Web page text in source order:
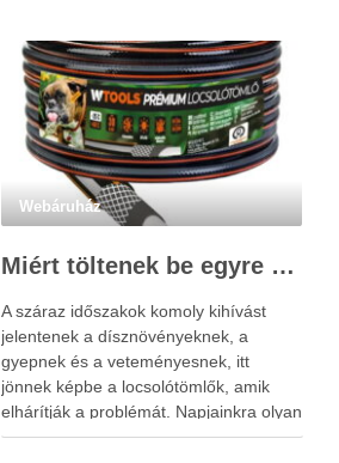
Webáruház
Miért töltenek be egyre fontosabb szerepet a locsolótömlők?
A száraz időszakok komoly kihívást
jelentenek a dísznövényeknek, a
gyepnek és a veteményesnek, itt
jönnek képbe a locsolótömlők, amik
elhárítják a problémát. Napjainkra olyan
alapvető eszközökké váltak, amik